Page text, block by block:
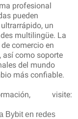
profesional
pueden
un
multilingüe. La
comercio en
así como soporte
del mundo
más confiable.
visite:
Bybit en redes